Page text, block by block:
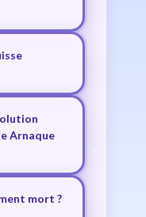
Arnaque
mort ?